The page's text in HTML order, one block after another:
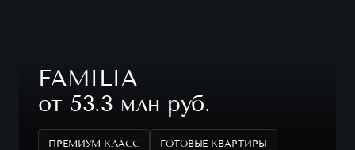
FAMILIA
от 53.3 млн руб.
ПРЕМИУМ-КЛАСС ГОТОВЫЕ КВАРТИРЫ